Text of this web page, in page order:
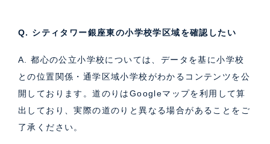
Q. シティタワー銀座東の小学校学区域を確認したい
A. 都心の公立小学校については、データを基に小学校
との位置関係・通学区域小学校がわかるコンテンツを公
開しております。道のりはGoogleマップを利用して算
出しており、実際の道のりと異なる場合があることをご
了承ください。